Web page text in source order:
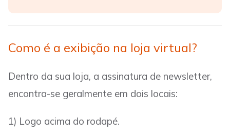
Como é a exibição na loja virtual?
Dentro da sua loja, a assinatura de newsletter,
encontra-se geralmente em dois locais:
1) Logo acima do rodapé.